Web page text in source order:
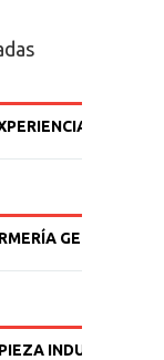
GERIÁTRICA
INDUSTRIAL